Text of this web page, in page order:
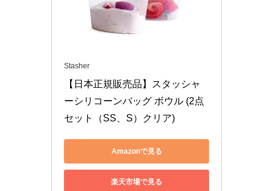
Stasher
【日本正規販売品】スタッシャ
ーシリコーンバッグ ボウル (2点
セット（SS、S）クリア)
Amazonで見る
楽天市場で見る